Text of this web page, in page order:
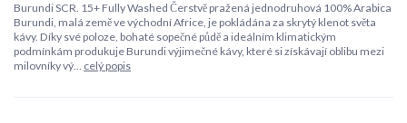
Burundi SCR. 15+ Fully Washed Čerstvě pražená jednodruhová 100% Arabica
Burundi, malá země ve východní Africe, je pokládána za skrytý klenot světa
kávy. Díky své poloze, bohaté sopečné půdě a ideálním klimatickým
podmínkám produkuje Burundi výjimečné kávy, které si získávají oblibu mezi
milovníky vý... celý popis